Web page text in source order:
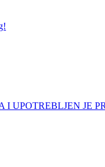
I UPOTREBLJEN JE